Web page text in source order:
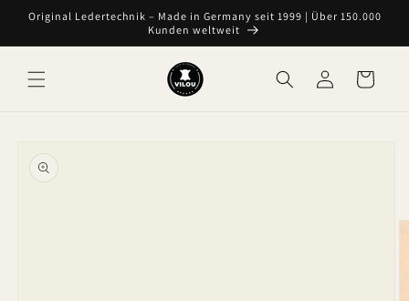
zum
Original Ledertechnik – Made in Germany seit 1999 | Über 150.000
Kunden weltweit
EinloggenWarenkorb